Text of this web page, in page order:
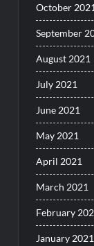
October 2021
September
August 2021
July 2021
June 2021
May 2021
April 2021
March 2021
February
January 2021